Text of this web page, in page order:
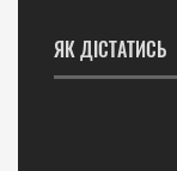
ЯК ДІСТАТИСЬ